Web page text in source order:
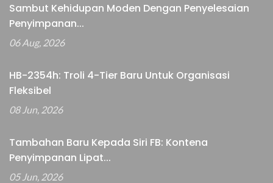
Sambut Kehidupan Moden Dengan Penyelesaian
Penyimpanan...
06 Aug, 2026
HB-2354h: Troli 4-Tier Baru Untuk Organisasi
Fleksibel
08 Jun, 2026
Tambahan Baru Kepada Siri FB: Kontena
Penyimpanan Lipat...
05 Jun, 2026